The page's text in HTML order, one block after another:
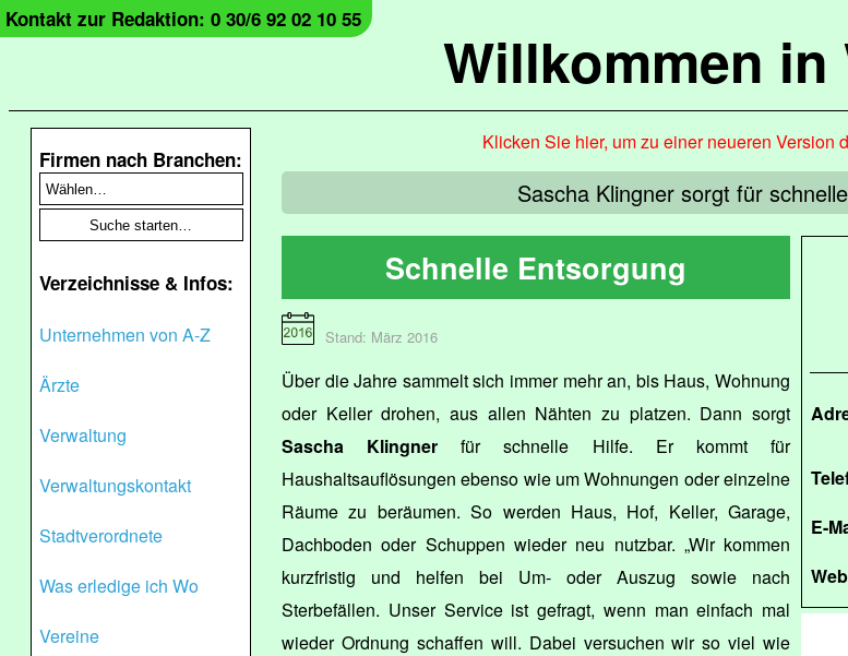
Willkommen in
Kontakt zur Redaktion: 0 30/6 92 02 10 55
Firmen nach Branchen:
Verzeichnisse & Infos:
Unternehmen von A-Z
Ärzte
Verwaltung
Verwaltungskontakt
Stadtverordnete
Was erledige ich Wo
Vereine
Klicken Sie hier, um zu einer neueren Version
Sascha Klingner sorgt für
E-
Schnelle Entsorgung
Stand: März 2016
Über die Jahre sammelt sich immer mehr an, bis Haus, Wohnung
oder Keller drohen, aus allen Nähten zu platzen. Dann sorgt
Sascha Klingner für schnelle Hilfe. Er kommt für
Haushaltsauflösungen ebenso wie um Wohnungen oder einzelne
Räume zu beräumen. So werden Haus, Hof, Keller, Garage,
Dachboden oder Schuppen wieder neu nutzbar. „Wir kommen
kurzfristig und helfen bei Um- oder Auszug sowie nach
Sterbefällen. Unser Service ist gefragt, wenn man einfach mal
wieder Ordnung schaffen will. Dabei versuchen wir so viel wie